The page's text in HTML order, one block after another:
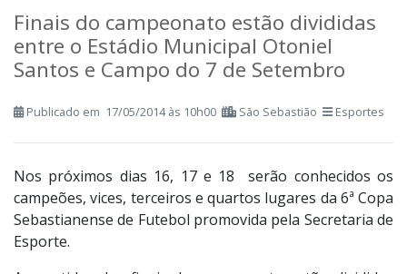
Finais do campeonato estão divididas
entre o Estádio Municipal Otoniel
Santos e Campo do 7 de Setembro
Publicado em 17/05/2014 às 10h00 São Sebastião Esportes
Nos próximos dias 16, 17 e 18 serão conhecidos os
campeões, vices, terceiros e quartos lugares da 6ª Copa
Sebastianense de Futebol promovida pela Secretaria de
Esporte.